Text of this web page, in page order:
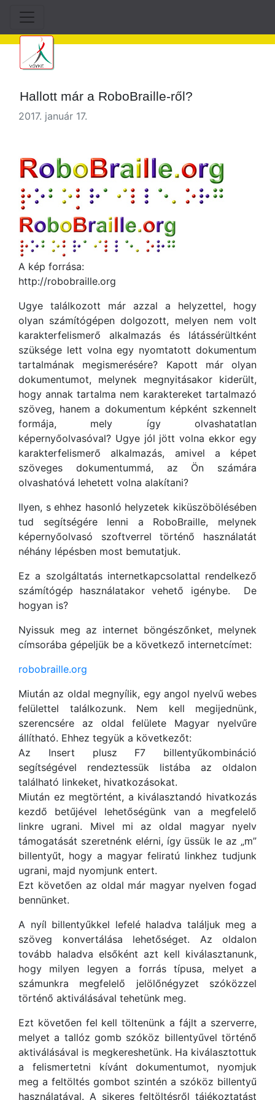
Hallott már a RoboBraille-ről?
2017. január 17.
A kép forrása:
http://robobraille.org
Ugye találkozott már azzal a helyzettel, hogy
olyan számítógépen dolgozott, melyen nem volt
karakterfelismerő alkalmazás és látássérültként
szüksége lett volna egy nyomtatott dokumentum
tartalmának megismerésére? Kapott már olyan
dokumentumot, melynek megnyitásakor kiderült,
hogy annak tartalma nem karaktereket tartalmazó
szöveg, hanem a dokumentum képként szkennelt
formája, mely így olvashatatlan
képernyőolvasóval? Ugye jól jött volna ekkor egy
karakterfelismerő alkalmazás, amivel a képet
szöveges dokumentummá, az Ön számára
olvashatóvá lehetett volna alakítani?
Ilyen, s ehhez hasonló helyzetek kiküszöbölésében
tud segítségére lenni a RoboBraille, melynek
képernyőolvasó szoftverrel történő használatát
néhány lépésben most bemutatjuk.
Ez a szolgáltatás internetkapcsolattal rendelkező
számítógép használatakor vehető igénybe. De
hogyan is?
Nyissuk meg az internet böngészőnket, melynek
címsorába gépeljük be a következő internetcímet:
robobraille.org
Miután az oldal megnyílik, egy angol nyelvű webes
felülettel találkozunk. Nem kell megijednünk,
szerencsére az oldal felülete Magyar nyelvűre
állítható. Ehhez tegyük a következőt:
Az Insert plusz F7 billentyűkombináció
segítségével rendeztessük listába az oldalon
található linkeket, hivatkozásokat.
Miután ez megtörtént, a kiválasztandó hivatkozás
kezdő betűjével lehetőségünk van a megfelelő
linkre ugrani. Mivel mi az oldal magyar nyelv
támogatását szeretnénk elérni, így üssük le az „m”
billentyűt, hogy a magyar feliratú linkhez tudjunk
ugrani, majd nyomjunk entert.
Ezt követően az oldal már magyar nyelven fogad
bennünket.
A nyíl billentyűkkel lefelé haladva találjuk meg a
szöveg konvertálása lehetőséget. Az oldalon
tovább haladva elsőként azt kell kiválasztanunk,
hogy milyen legyen a forrás típusa, melyet a
számunkra megfelelő jelölőnégyzet szóközzel
történő aktiválásával tehetünk meg.
Ezt követően fel kell töltenünk a fájlt a szerverre,
melyet a tallóz gomb szóköz billentyűvel történő
aktiválásával is megkereshetünk. Ha kiválasztottuk
a felismertetni kívánt dokumentumot, nyomjuk
meg a feltöltés gombot szintén a szóköz billentyű
használatával. A sikeres feltöltésről tájékoztatást